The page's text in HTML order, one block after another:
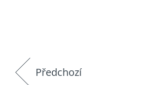
Předchozí